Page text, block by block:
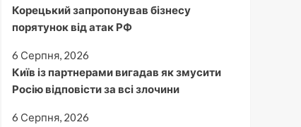
Корецький запропонував бізнесу
порятунок від атак РФ
6 Серпня, 2026
Київ із партнерами вигадав як змусити
Росію відповісти за всі злочини
6 Серпня, 2026